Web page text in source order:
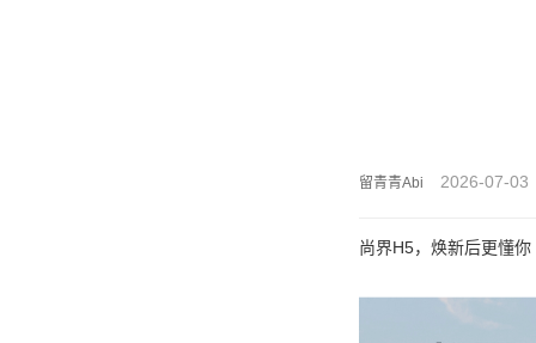
留青青Abi 2026-07-03
尚界H5，焕新后更懂